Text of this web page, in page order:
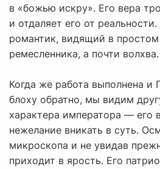
в «божью искру». Его вера
и отдаляет его от
романтик, видящий в
ремесленника, а почти волхва.
Когда же работа выполнена и
блоху обратно, мы видим
характера императора — его
нежелание вникать в суть.
микроскопа и не увидав
приходит в ярость. Его